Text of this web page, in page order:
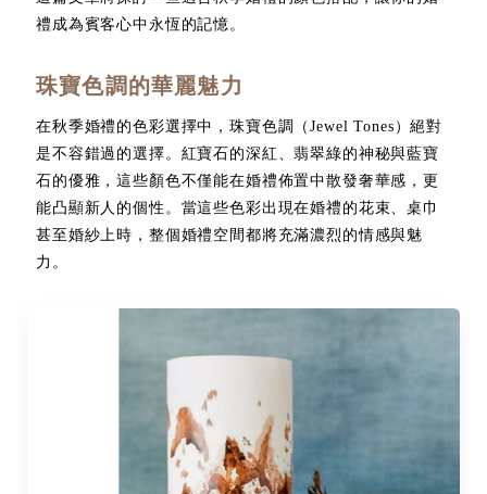
禮成為賓客心中永恆的記憶。
珠寶色調的華麗魅力
在秋季婚禮的色彩選擇中，珠寶色調（Jewel Tones）絕對
是不容錯過的選擇。紅寶石的深紅、翡翠綠的神秘與藍寶
石的優雅，這些顏色不僅能在婚禮佈置中散發奢華感，更
能凸顯新人的個性。當這些色彩出現在婚禮的花束、桌巾
甚至婚紗上時，整個婚禮空間都將充滿濃烈的情感與魅
力。